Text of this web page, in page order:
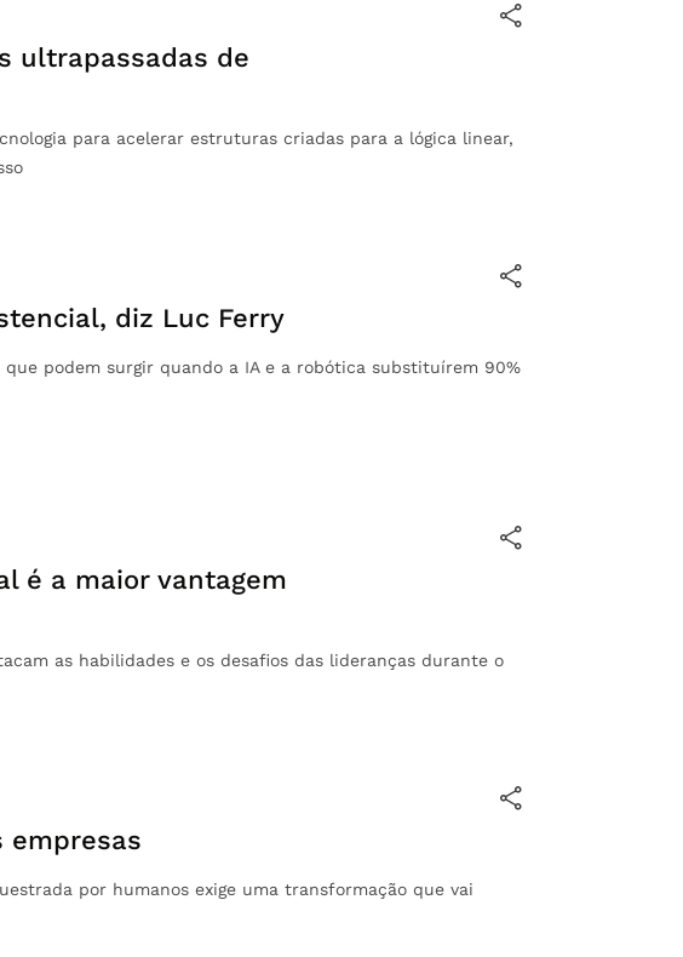
ultrapassadas de
para acelerar estruturas criadas para a lógica linear,
diz Luc Ferry
podem surgir quando a IA e a robótica substituírem 90%
é a maior vantagem
as habilidades e os desafios das lideranças durante o
empresas
por humanos exige uma transformação que vai